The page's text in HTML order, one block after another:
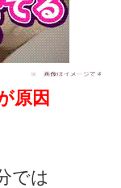
原因
では